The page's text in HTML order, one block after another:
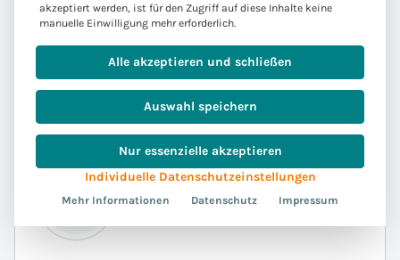
Lösungsorientierter Ansatz
Mit unserer Erfahrung setzen wir Projekte
pragmatisch und lösungsorientiert um, um mit
Ihnen die Zukunft gemeinsam zu gestalten.
akzeptiert werden, ist für den Zugriff auf diese Inhalte keine
manuelle Einwilligung mehr erforderlich.
Alle akzeptieren und schließen
Auswahl speichern
Nur essenzielle akzeptieren
Individuelle Datenschutzeinstellungen
Mehr Informationen Datenschutz Impressum